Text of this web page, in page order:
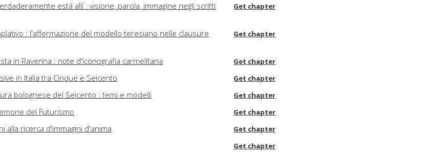
está allí : visione, parola, immagine negli scritti
Get chapter
: l'affermazione del modello teresiano nelle clausure
Get chapter
in Ravenna : note d'iconografia carmelitana Get chapter
in Italia tra Cinque e Seicento Get chapter
bolognese del Seicento : temi e modelli Get chapter
del Futurismo Get chapter
alla ricerca d'immagini d'anima Get chapter
Get chapter